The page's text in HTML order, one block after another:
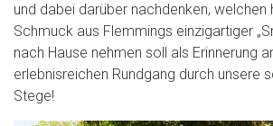
und dabei darüber nachdenken, welchen
Schmuck aus Flemmings einzigartiger
nach Hause nehmen soll als Erinnerung
erlebnisreichen Rundgang durch unsere
Stege!